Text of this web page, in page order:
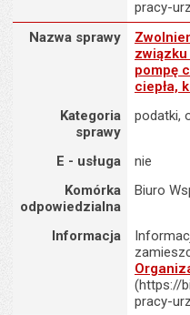
pracy-
Nazwa sprawy : Zwolnienie
Nazwa sprawy
pompę
ciepła,
Kategoria
sprawy
podatki,
E - usługa
nie
Komórka
odpowiedzialna
Biuro
Informacja
(https://
pracy-